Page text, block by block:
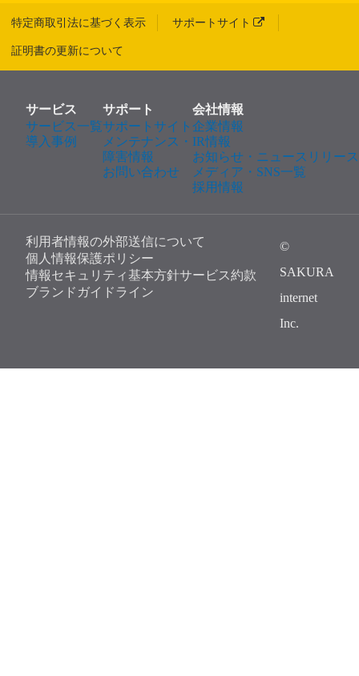
特定商取引法に基づく表示 サポートサイト
証明書の更新について
サービス
サービス一覧
導入事例
サポート
サポートサイト
メンテナンス・
障害情報
お問い合わせ
会社情報
企業情報
IR情報
お知らせ・ニュースリリース
メディア・SNS一覧
採用情報
利用者情報の外部送信について
個人情報保護ポリシー
情報セキュリティ基本方針サービス約款
ブランドガイドライン
©
SAKURA
internet
Inc.